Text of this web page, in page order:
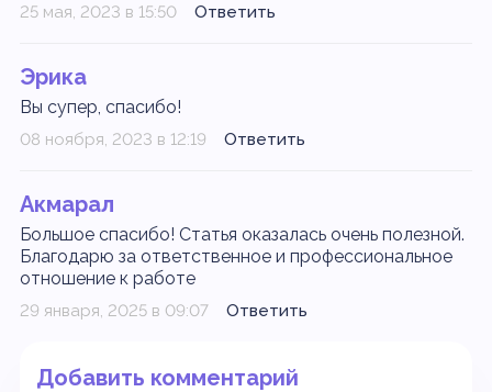
25 мая, 2023 в 15:50 Ответить
Эрика
Вы супер, спасибо!
08 ноября, 2023 в 12:19 Ответить
Акмарал
Большое спасибо! Статья оказалась очень полезной.
Благодарю за ответственное и профессиональное
отношение к работе
29 января, 2025 в 09:07 Ответить
Добавить комментарий